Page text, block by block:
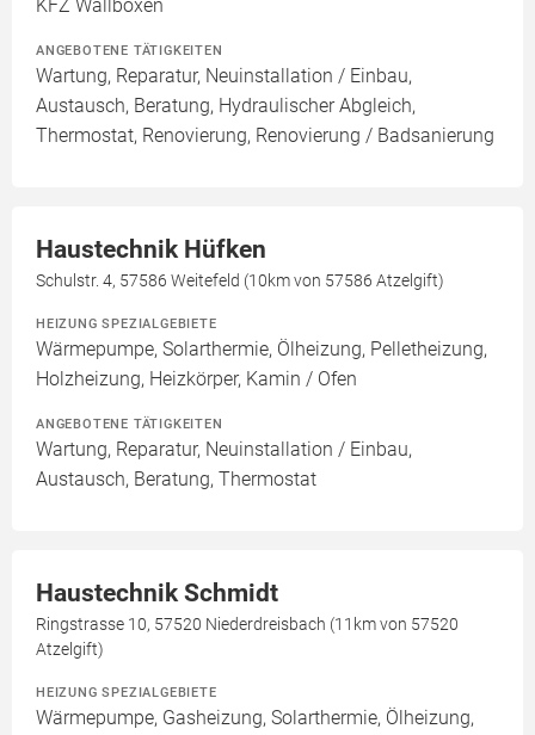
KFZ Wallboxen
ANGEBOTENE TÄTIGKEITEN
Wartung, Reparatur, Neuinstallation / Einbau,
Austausch, Beratung, Hydraulischer Abgleich,
Thermostat, Renovierung, Renovierung / Badsanierung
Haustechnik Hüfken
Schulstr. 4, 57586 Weitefeld (10km von 57586 Atzelgift)
HEIZUNG SPEZIALGEBIETE
Wärmepumpe, Solarthermie, Ölheizung, Pelletheizung,
Holzheizung, Heizkörper, Kamin / Ofen
ANGEBOTENE TÄTIGKEITEN
Wartung, Reparatur, Neuinstallation / Einbau,
Austausch, Beratung, Thermostat
Haustechnik Schmidt
Ringstrasse 10, 57520 Niederdreisbach (11km von 57520
Atzelgift)
HEIZUNG SPEZIALGEBIETE
Wärmepumpe, Gasheizung, Solarthermie, Ölheizung,